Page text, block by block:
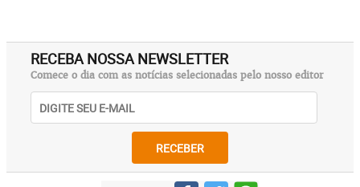
RECEBA NOSSA NEWSLETTER
Comece o dia com as notícias selecionadas pelo nosso editor
RECEBER